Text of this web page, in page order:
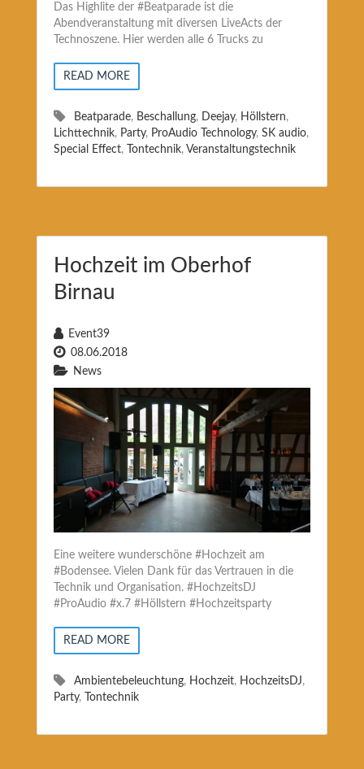
Das Highlite der #Beatparade ist die
Abendveranstaltung mit diversen LiveActs der
Technoszene. Hier werden alle 6 Trucks zu
READ MORE
Beatparade, Beschallung, Deejay, Höllstern,
Lichttechnik, Party, ProAudio Technology, SK audio,
Special Effect, Tontechnik, Veranstaltungstechnik
Hochzeit im Oberhof
Birnau
Event39
08.06.2018
News
Eine weitere wunderschöne #Hochzeit am
#Bodensee. Vielen Dank für das Vertrauen in die
Technik und Organisation. #HochzeitsDJ
#ProAudio #x.7 #Höllstern #Hochzeitsparty
READ MORE
Ambientebeleuchtung, Hochzeit, HochzeitsDJ,
Party, Tontechnik